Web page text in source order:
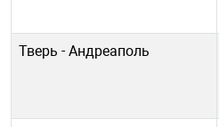
Тверь - Андреаполь